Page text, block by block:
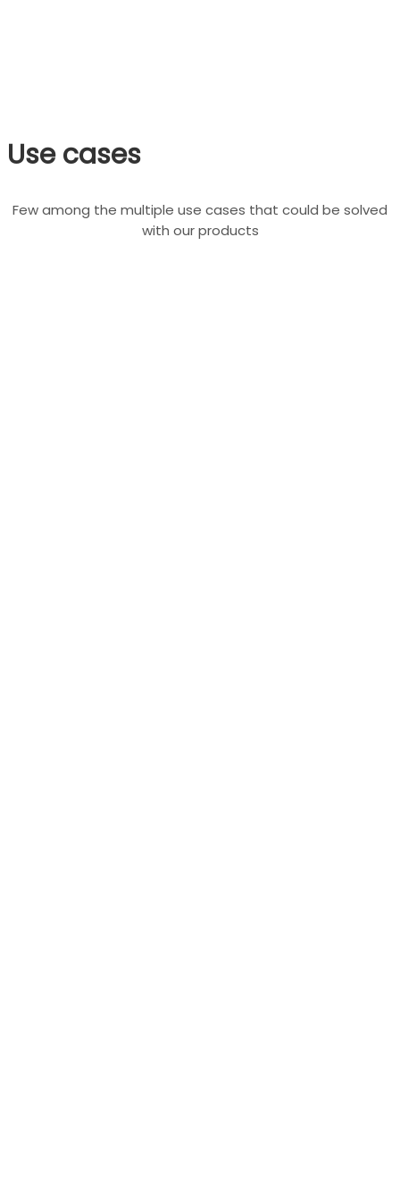
Use cases
Few among the multiple use cases that could be solved
with our products